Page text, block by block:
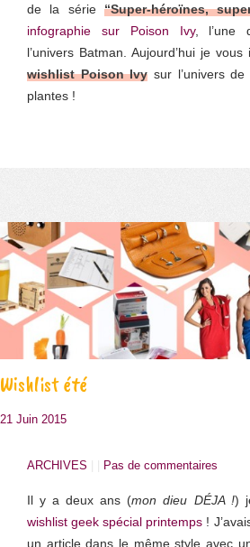
de la série “Super-héroïnes,
infographie sur Poison Ivy, l’une
l’univers Batman. Aujourd’hui je
wishlist Poison Ivy sur l’univers
plantes !
Wishlist été
21 Juin 2015
ARCHIVES Pas de commentaires
Il y a deux ans (mon dieu DÉJA !)
wishlist geek spécial printemps !
un article dans le même style avec